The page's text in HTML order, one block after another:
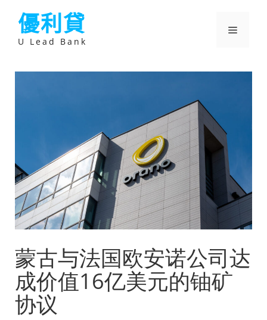
優利貸
U Lead Bank
選
蒙古与法国欧安诺公司达
成价值16亿美元的铀矿
协议